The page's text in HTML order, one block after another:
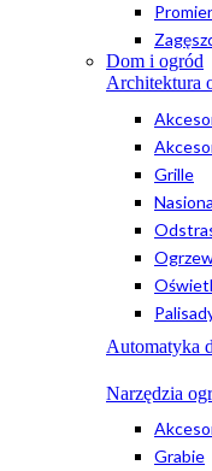
Dom i ogród
Architektura
Grille
Automatyka
Narzędzia
Grabie